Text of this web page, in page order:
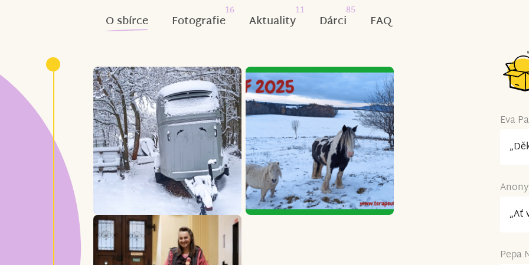
O sbírce Fotografie
16
Aktuality
11
Dárci
85
FAQ
Eva
„Ať
Pepa